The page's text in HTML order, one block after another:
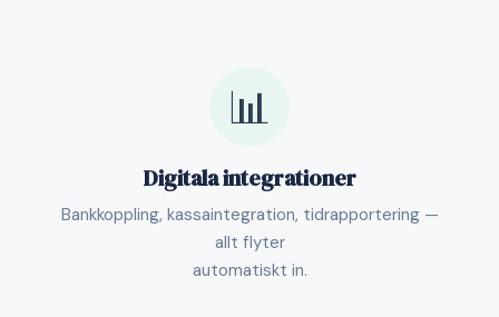
📊
Digitala integrationer
Bankkoppling, kassaintegration, tidrapportering —
allt flyter
automatiskt in.